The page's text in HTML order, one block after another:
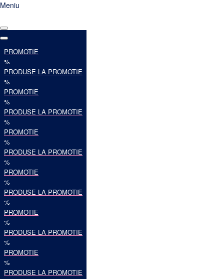
Meniu
PROMOTIE
%
PRODUSE LA PROMOTIE
%
PROMOTIE
%
PRODUSE LA PROMOTIE
%
PROMOTIE
%
PRODUSE LA PROMOTIE
%
PROMOTIE
%
PRODUSE LA PROMOTIE
%
PROMOTIE
%
PRODUSE LA PROMOTIE
%
PROMOTIE
%
PRODUSE LA PROMOTIE